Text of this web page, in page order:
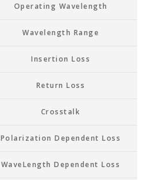
Operating Wavelength
Wavelength Range
Insertion Loss
Return Loss
Crosstalk
Polarization Dependent Loss
WaveLength Dependent Loss